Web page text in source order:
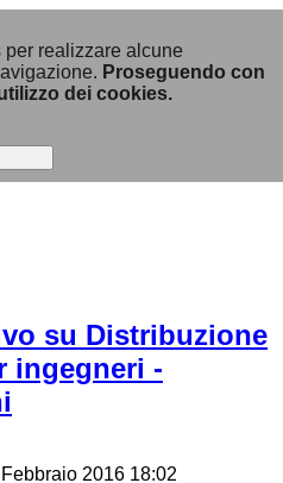
realizzare alcune
Proseguendo con
dei cookies.
su Distribuzione
ingegneri -
2016 18:02